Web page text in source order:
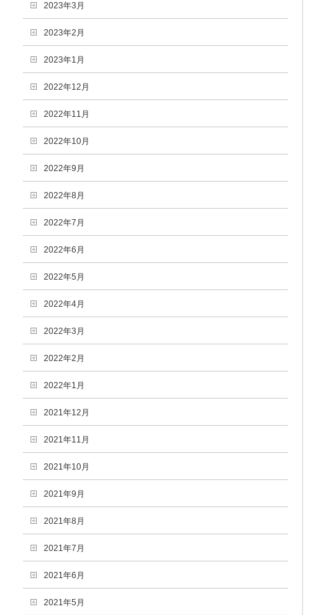
2023年3月
2023年2月
2023年1月
2022年12月
2022年11月
2022年10月
2022年9月
2022年8月
2022年7月
2022年6月
2022年5月
2022年4月
2022年3月
2022年2月
2022年1月
2021年12月
2021年11月
2021年10月
2021年9月
2021年8月
2021年7月
2021年6月
2021年5月